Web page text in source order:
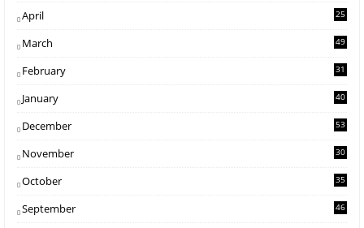
April 25
March 49
February 31
January 40
December 53
November 30
October 35
September 46